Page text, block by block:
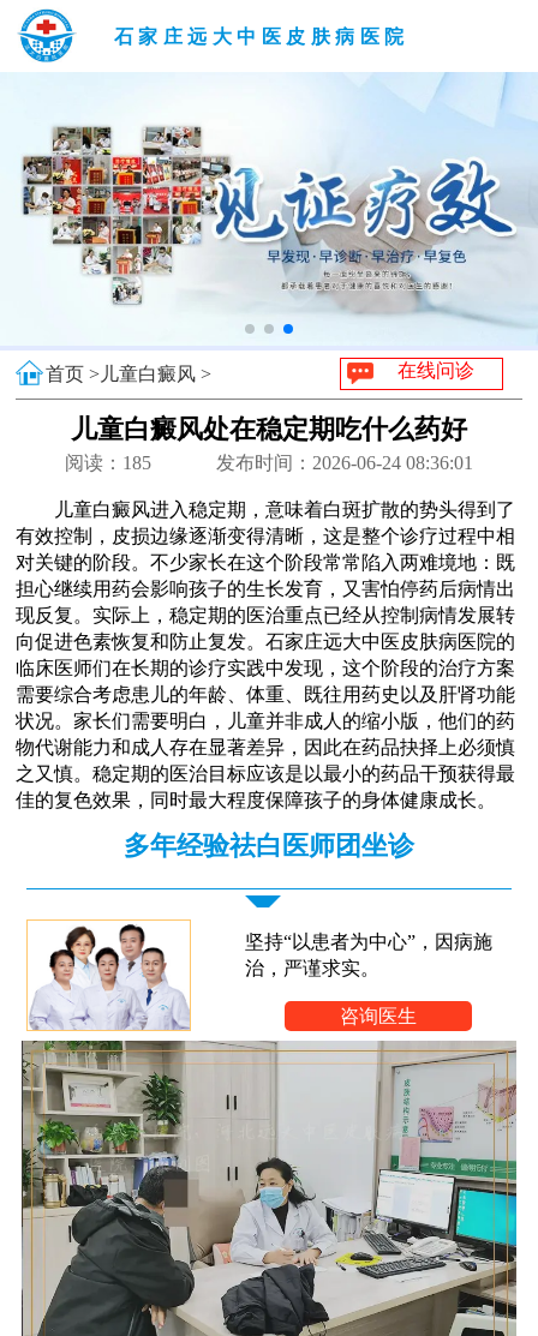
石家庄远大中医皮肤病医院
首页 > 儿童白癜风 > 在线问诊
儿童白癜风处在稳定期吃什么药好
阅读： 185 发布时间：2026-06-24 08:36:01
儿童白癜风进入稳定期，意味着白斑扩散的势头得到了
有效控制，皮损边缘逐渐变得清晰，这是整个诊疗过程中相
对关键的阶段。不少家长在这个阶段常常陷入两难境地：既
担心继续用药会影响孩子的生长发育，又害怕停药后病情出
现反复。实际上，稳定期的医治重点已经从控制病情发展转
向促进色素恢复和防止复发。石家庄远大中医皮肤病医院的
临床医师们在长期的诊疗实践中发现，这个阶段的治疗方案
需要综合考虑患儿的年龄、体重、既往用药史以及肝肾功能
状况。家长们需要明白，儿童并非成人的缩小版，他们的药
物代谢能力和成人存在显著差异，因此在药品抉择上必须慎
之又慎。稳定期的医治目标应该是以最小的药品干预获得最
佳的复色效果，同时最大程度保障孩子的身体健康成长。
多年经验祛白医师团坐诊
坚持“以患者为中心”，因病施
治，严谨求实。
咨询医生